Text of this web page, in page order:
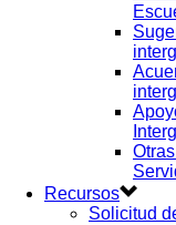
Recursos
Solicitud